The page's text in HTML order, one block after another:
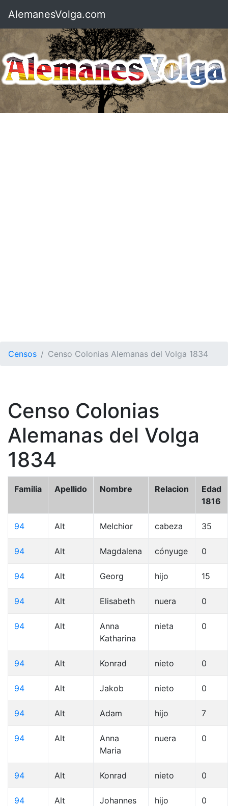
AlemanesVolga.com
Censos Censo Colonias Alemanas del Volga 1834
Censo Colonias
Alemanas del Volga
1834
Familia Apellido Nombre Relacion
Edad
1816
94 Alt Melchior cabeza 35
94 Alt Magdalena cónyuge 0
94 Alt Georg hijo 15
94 Alt Elisabeth nuera 0
94 Alt
Anna
Katharina
nieta 0
94 Alt Konrad nieto 0
94 Alt Jakob nieto 0
94 Alt Adam hijo 7
94 Alt
Anna
Maria
nuera 0
94 Alt Konrad nieto 0
94 Alt Johannes hijo 0